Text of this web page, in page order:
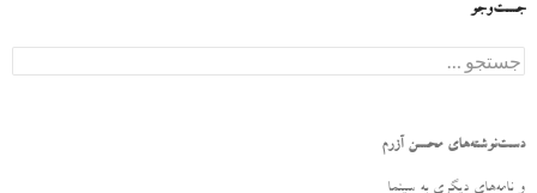
جست‌وجو
ج
س
و
ر
دست‌نوشته‌های محسن آزرم
و نامه‌‌های دیگری به سینما